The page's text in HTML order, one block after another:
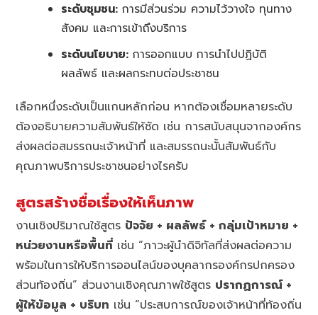
ระดับชุมชน: การมีส่วนร่วม ความไว้วางใจ ทุนทาง
สังคม และการเข้าถึงบริการ
ระดับนโยบาย: การออกแบบ การนำไปปฏิบัติ
ผลลัพธ์ และผลกระทบต่อประชาชน
เลือกหนึ่งระดับเป็นแกนหลักก่อน หากต้องเชื่อมหลายระดับ
ต้องอธิบายความสัมพันธ์ให้ชัด เช่น การสนับสนุนจากองค์กร
ส่งผลต่อสมรรถนะเจ้าหน้าที่ และสมรรถนะนั้นสัมพันธ์กับ
คุณภาพบริการประชาชนอย่างไรครับ
สูตรสร้างชื่อเรื่องให้เห็นภาพ
งานเชิงปริมาณใช้สูตร ปัจจัย + ผลลัพธ์ + กลุ่มเป้าหมาย +
หน่วยงานหรือพื้นที่ เช่น “ภาวะผู้นำดิจิทัลที่ส่งผลต่อความ
พร้อมในการให้บริการออนไลน์ของบุคลากรองค์กรปกครอง
ส่วนท้องถิ่น” ส่วนงานเชิงคุณภาพใช้สูตร ปรากฏการณ์ +
ผู้ให้ข้อมูล + บริบท เช่น “ประสบการณ์ของเจ้าหน้าที่ท้องถิ่น